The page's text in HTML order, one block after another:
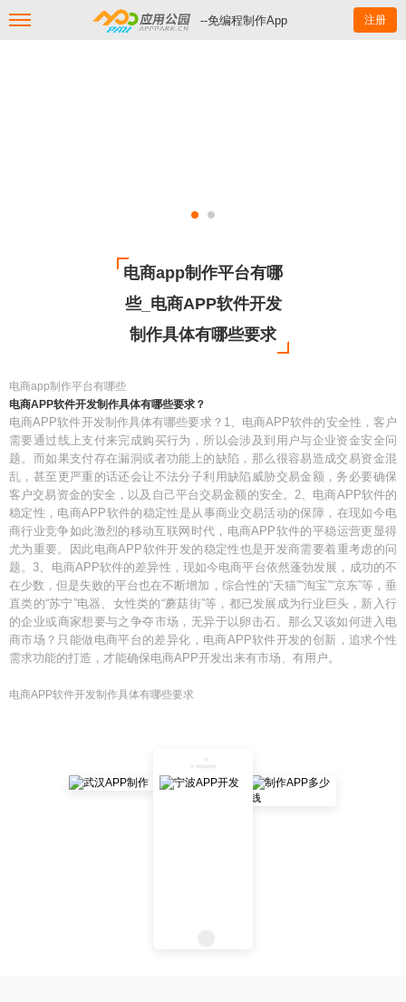
--免编程制作App 注册
电商app制作平台有哪
些_电商APP软件开发
制作具体有哪些要求
电商app制作平台有哪些
电商APP软件开发制作具体有哪些要求？
电商APP软件开发制作具体有哪些要求？1、电商APP软件的安全性，客户
需要通过线上支付来完成购买行为，所以会涉及到用户与企业资金安全问
题。而如果支付存在漏洞或者功能上的缺陷，那么很容易造成交易资金混
乱，甚至更严重的话还会让不法分子利用缺陷威胁交易金额，务必要确保
客户交易资金的安全，以及自己平台交易金额的安全。2、电商APP软件的
稳定性，电商APP软件的稳定性是从事商业交易活动的保障，在现如今电
商行业竞争如此激烈的移动互联网时代，电商APP软件的平稳运营更显得
尤为重要。因此电商APP软件开发的稳定性也是开发商需要着重考虑的问
题。3、电商APP软件的差异性，现如今电商平台依然蓬勃发展，成功的不
在少数，但是失败的平台也在不断增加，综合性的“天猫”“淘宝”“京东”等，垂
直类的“苏宁”电器、女性类的“蘑菇街”等，都已发展成为行业巨头，新入行
的企业或商家想要与之争夺市场，无异于以卵击石。那么又该如何进入电
商市场？只能做电商平台的差异化，电商APP软件开发的创新，追求个性
需求功能的打造，才能确保电商APP开发出来有市场、有用户。
电商APP软件开发制作具体有哪些要求